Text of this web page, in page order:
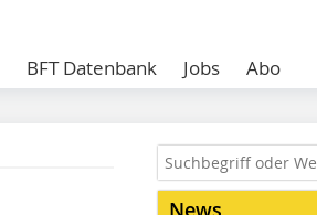
BFT Datenbank Jobs Abo
News